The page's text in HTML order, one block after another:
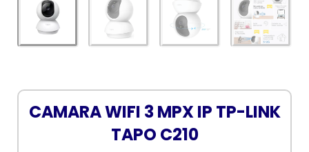
CAMARA WIFI 3 MPX IP TP-LINK
TAPO C210